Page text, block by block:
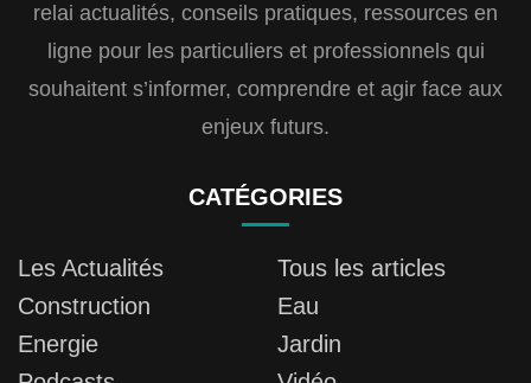
relai actualités, conseils pratiques, ressources en
ligne pour les particuliers et professionnels qui
souhaitent s’informer, comprendre et agir face aux
enjeux futurs.
CATÉGORIES
Les Actualités
Tous les articles
Construction
Eau
Energie
Jardin